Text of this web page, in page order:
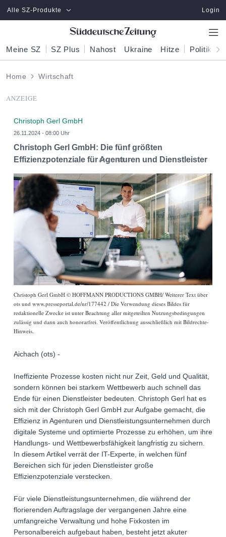
Zum Hauptinhalt springen
Alle SZ-Produkte Login
Meine SZ SZ Plus Nahost Ukraine Hitze Politik
Home Wirtschaft
ANZEIGE
Christoph Gerl GmbH
26.11.2024 - 08:00 Uhr
Christoph Gerl GmbH: Die fünf größten
Effizienzpotenziale für Agenturen und Dienstleister
Christoph Gerl GmbH © HOFFMANN PRODUCTIONS GMBH/ Weiterer Text über
ots und www.presseportal.de/nr/177442 / Die Verwendung dieses Bildes für
redaktionelle Zwecke ist unter Beachtung aller mitgeteilten Nutzungsbedingungen
zulässig und dann auch honorarfrei. Veröffentlichung ausschließlich mit Bildrechte-
Hinweis.
Aichach (ots) -
Ineffiziente Prozesse kosten nicht nur Zeit, Geld und Qualität,
sondern können bei starkem Wettbewerb auch schnell das
Ende für einen Dienstleister bedeuten. Christoph Gerl hat es
sich mit der Christoph Gerl GmbH zur Aufgabe gemacht, die
Effizienz in Agenturen und Dienstleistungsunternehmen durch
digitale Systeme und optimierte Prozesse zu erhöhen, um ihre
Handlungs- und Wettbewerbsfähigkeit langfristig zu sichern.
In diesem Artikel verrät der IT-Experte, in welchen fünf
Bereichen sich für jeden Dienstleister große
Effizienzpotenziale verstecken.
Für viele Dienstleistungsunternehmen, die während der
florierenden Auftragslage der vergangenen Jahre eine
umfangreiche Verwaltung und hohe Fixkosten im
Personalbereich aufgebaut haben, besteht jetzt akuter